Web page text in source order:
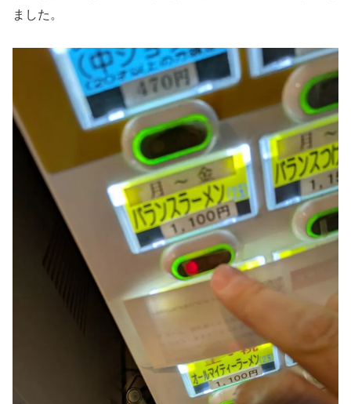
ました。